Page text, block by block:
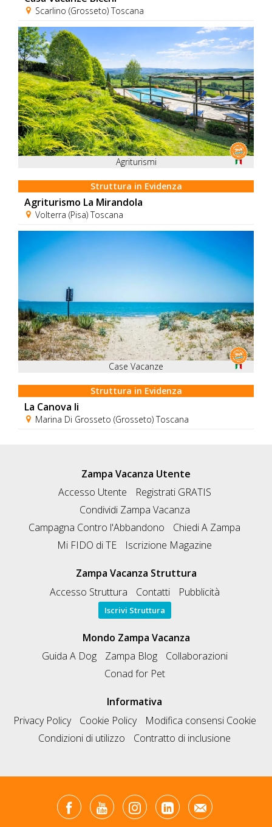
Scarlino (Grosseto) Toscana
Agriturismi
Struttura in Evidenza
Agriturismo La Mirandola
Volterra (Pisa) Toscana
Case Vacanze
Struttura in Evidenza
La Canova Ii
Marina Di Grosseto (Grosseto) Toscana
Zampa Vacanza Utente
Accesso Utente
Registrati GRATIS
Condividi Zampa Vacanza
Campagna Contro l'Abbandono
Chiedi A Zampa
Mi FIDO di TE
Iscrizione Magazine
Zampa Vacanza Struttura
Accesso Struttura
Contatti Pubblicità
Iscrivi Struttura
Mondo Zampa Vacanza
Guida A Dog
Zampa Blog
Collaborazioni
Conad for Pet
Informativa
Privacy Policy
Cookie Policy
Modifica consensi Cookie
Condizioni di utilizzo
Contratto di inclusione